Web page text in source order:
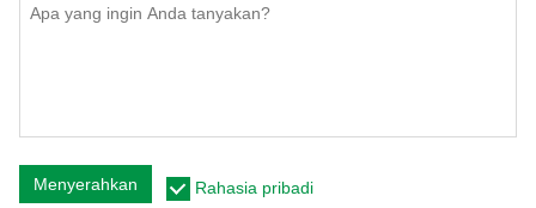
Menyerahkan Rahasia pribadi